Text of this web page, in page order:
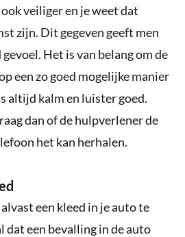
veiliger en je weet dat
zijn. Dit gegeven geeft men
Het is van belang om de
een zo goed mogelijke manier
altijd kalm en luister goed.
dan of de hulpverlener de
het kan herhalen.
een kleed in je auto te
dat een bevalling in de auto